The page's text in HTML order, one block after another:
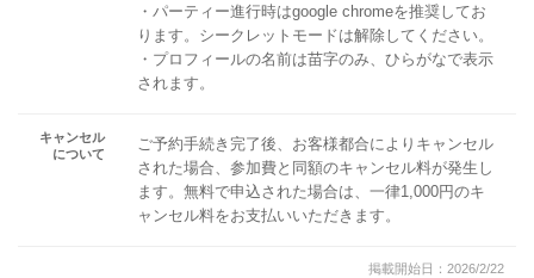
・パーティー進行時はgoogle chromeを推奨してお
ります。シークレットモードは解除してください。
・プロフィールの名前は苗字のみ、ひらがなで表示
されます。
キャンセル
について
ご予約手続き完了後、お客様都合によりキャンセル
された場合、参加費と同額のキャンセル料が発生し
ます。無料で申込された場合は、一律1,000円のキ
ャンセル料をお支払いいただきます。
掲載開始日：2026/2/22